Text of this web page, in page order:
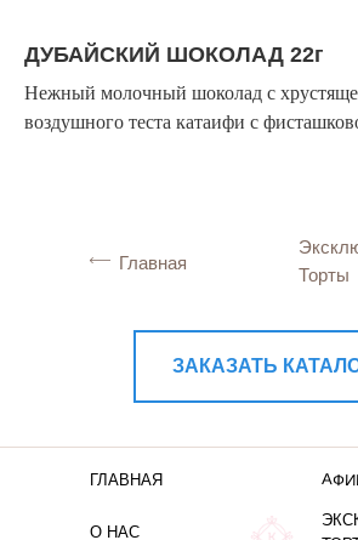
ДУБАЙСКИЙ ШОКОЛАД 22г
Нежный молочный шоколад с
воздушного теста катаифи с
Главная
Торты
ЗАКАЗАТЬ
ГЛАВНАЯ
О НАС